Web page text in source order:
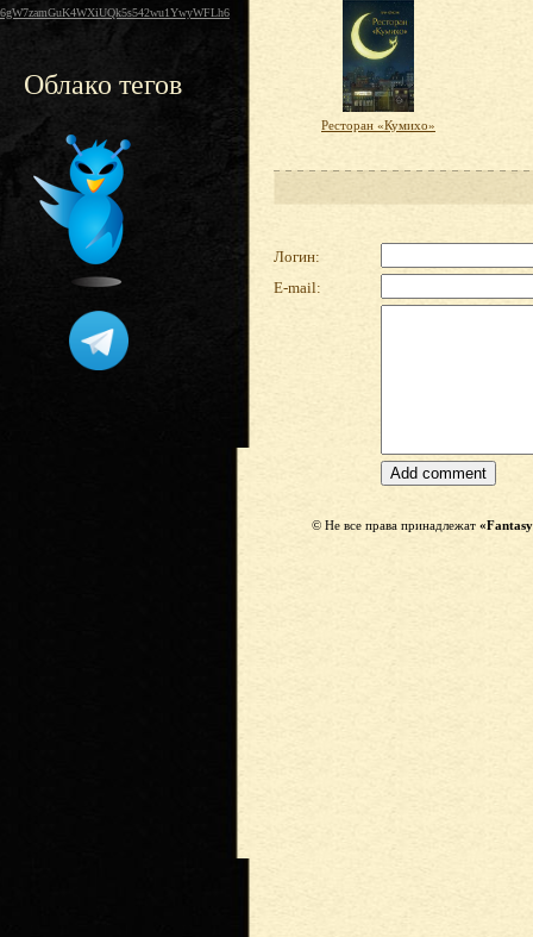
Облако тегов
Ресторан «Кумихо»
Логин:
E-mail:
© Не все права принадлежат